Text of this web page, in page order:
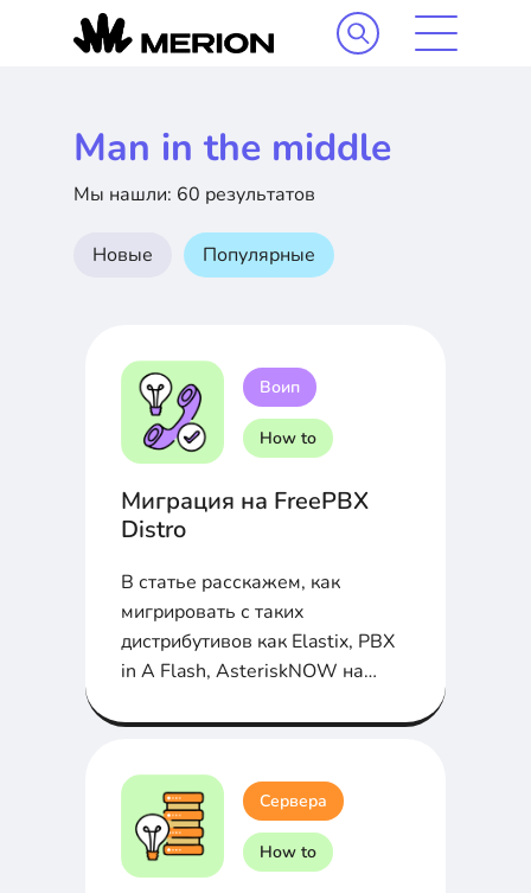
Man in the middle
Мы нашли: 60 результатов
Новые Популярные
Воип
How to
Миграция на FreePBX
Distro
В статье расскажем, как
мигрировать с таких
дистрибутивов как Elastix, PBX
in A Flash, AsteriskNOW на
Сервера
How to